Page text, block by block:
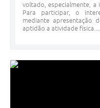
voltado, especialmente, a
Para participar, o
mediante apresentação
aptidão a atividade física....